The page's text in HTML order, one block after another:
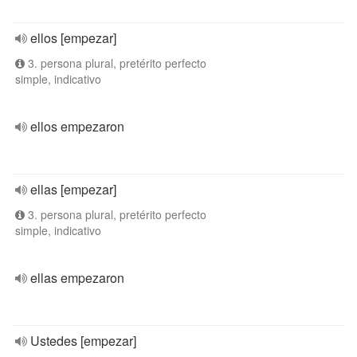
ellos [empezar]
3. persona plural, pretérito perfecto
simple, indicativo
ellos empezaron
ellas [empezar]
3. persona plural, pretérito perfecto
simple, indicativo
ellas empezaron
Ustedes [empezar]